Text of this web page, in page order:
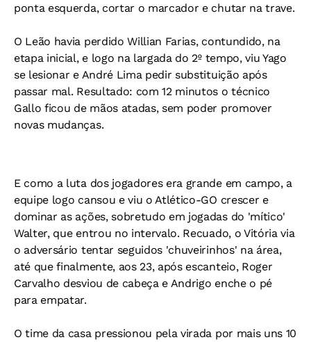
ponta esquerda, cortar o marcador e chutar na trave.
O Leão havia perdido Willian Farias, contundido, na
etapa inicial, e logo na largada do 2º tempo, viu Yago
se lesionar e André Lima pedir substituição após
passar mal. Resultado: com 12 minutos o técnico
Gallo ficou de mãos atadas, sem poder promover
novas mudanças.
E como a luta dos jogadores era grande em campo, a
equipe logo cansou e viu o Atlético-GO crescer e
dominar as ações, sobretudo em jogadas do 'mítico'
Walter, que entrou no intervalo. Recuado, o Vitória via
o adversário tentar seguidos 'chuveirinhos' na área,
até que finalmente, aos 23, após escanteio, Roger
Carvalho desviou de cabeça e Andrigo enche o pé
para empatar.
O time da casa pressionou pela virada por mais uns 10